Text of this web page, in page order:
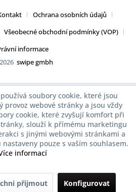
Ochrana osobních údajů
Všeobecné obchodní podmínky (VOP)
informace
swipe gmbh
soubory cookie, které jsou
provoz webové stránky a jsou vždy
cookie, které zvyšují komfort při
slouží k přímému marketingu
s jinými webovými stránkami a
pouze s vaším souhlasem.
informací
přijmout Konfigurovat